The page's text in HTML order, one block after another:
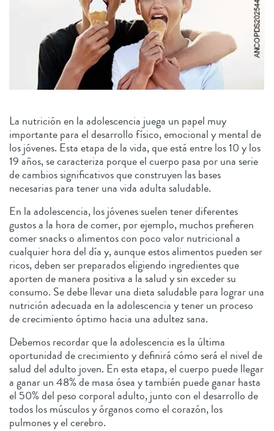
La nutrición en la adolescencia juega un papel muy
importante para el desarrollo físico, emocional y mental de
los jóvenes. Esta etapa de la vida, que está entre los 10 y los
19 años, se caracteriza porque el cuerpo pasa por una serie
de cambios significativos que construyen las bases
necesarias para tener una vida adulta saludable.
En la adolescencia, los jóvenes suelen tener diferentes
gustos a la hora de comer, por ejemplo, muchos prefieren
comer snacks o alimentos con poco valor nutricional a
cualquier hora del día y, aunque estos alimentos pueden ser
ricos, deben ser preparados eligiendo ingredientes que
aporten de manera positiva a la salud y sin exceder su
consumo. Se debe llevar una dieta saludable para lograr una
nutrición adecuada en la adolescencia y tener un proceso
de crecimiento óptimo hacia una adultez sana.
Debemos recordar que la adolescencia es la última
oportunidad de crecimiento y definirá cómo será el nivel de
salud del adulto joven. En esta etapa, el cuerpo puede llegar
a ganar un 48% de masa ósea y también puede ganar hasta
el 50% del peso corporal adulto, junto con el desarrollo de
todos los músculos y órganos como el corazón, los
pulmones y el cerebro.